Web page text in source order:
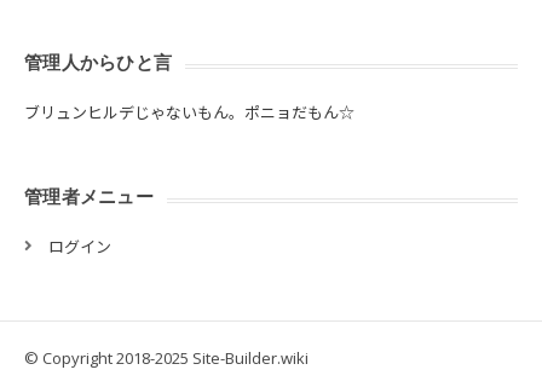
管理人からひと言
ブリュンヒルデじゃないもん。ポニョだもん☆
管理者メニュー
ログイン
© Copyright 2018-2025 Site-Builder.wiki